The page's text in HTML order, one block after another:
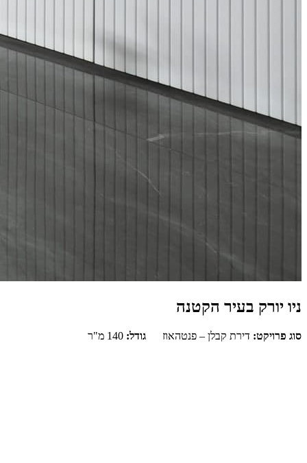
ניו יורק בעיר הקטנה
סוג פרויקט: דירת קבלן – פנטהאוז גודל: 140 מ"ר